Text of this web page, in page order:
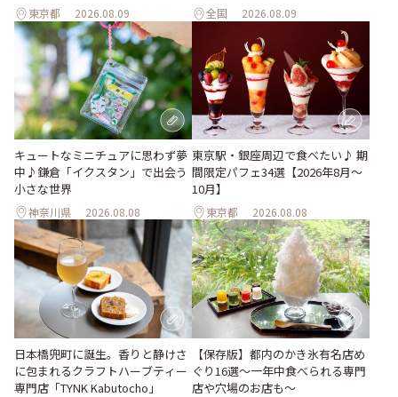
東京都 2026.08.09 全国 2026.08.09
キュートなミニチュアに思わず夢
中♪鎌倉「イクスタン」で出会う
小さな世界
神奈川県 2026.08.08
東京駅・銀座周辺で食べたい♪ 期
間限定パフェ34選【2026年8月～
10月】
東京都 2026.08.08
日本橋兜町に誕生。香りと静けさ
に包まれるクラフトハーブティー
専門店「TYNK Kabutocho」
【保存版】都内のかき氷有名店め
ぐり16選～一年中食べられる専門
店や穴場のお店も～